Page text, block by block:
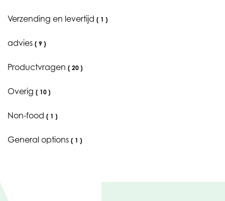
Verzending en levertijd ( 1 )
advies ( 9 )
Productvragen ( 20 )
Overig ( 10 )
Non-food ( 1 )
General options ( 1 )